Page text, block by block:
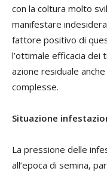
con la coltura molto
manifestare
fattore positivo di
l’ottimale efficacia
azione residuale
complesse.
Situazione
La pressione delle
all’epoca di semina,